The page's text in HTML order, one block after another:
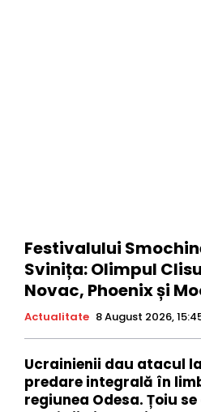
Festivalului
Svinița: Olimpul
Novac, Phoenix și
Actualitate 8 August 2026,
Ucrainienii dau atacul
predare integrală în
regiunea Odesa. Țoiu